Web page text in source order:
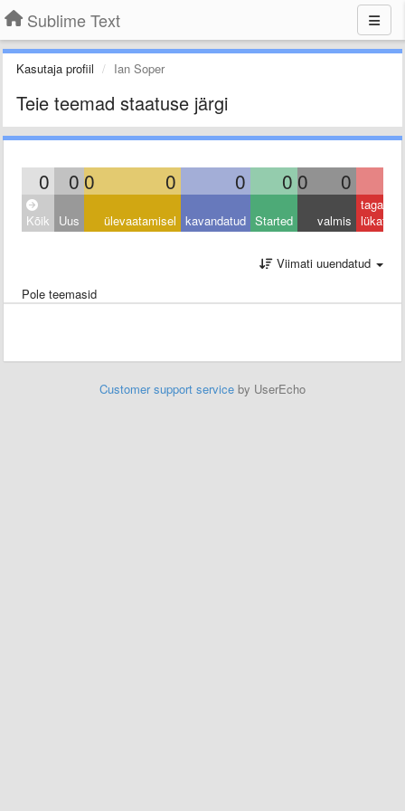
Sublime Text
Kasutaja profiil Ian Soper
Teie teemad staatuse järgi
0 0 0 0 0 0 0 0
Kõik Uus ülevaatamisel kavandatud Started valmis
tagasi
lükatud
Viimati uuendatud
Pole teemasid
Customer support service by UserEcho